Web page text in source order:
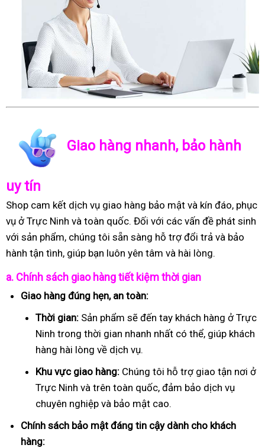
Giao hàng nhanh, bảo hành
uy tín
Shop cam kết dịch vụ giao hàng bảo mật và kín đáo, phục
vụ ở Trực Ninh và toàn quốc. Đối với các vấn đề phát sinh
với sản phẩm, chúng tôi sẵn sàng hỗ trợ đổi trả và bảo
hành tận tình, giúp bạn luôn yên tâm và hài lòng.
a. Chính sách giao hàng tiết kiệm thời gian
Giao hàng đúng hẹn, an toàn:
Thời gian: Sản phẩm sẽ đến tay khách hàng ở Trực
Ninh trong thời gian nhanh nhất có thể, giúp khách
hàng hài lòng về dịch vụ.
Khu vực giao hàng: Chúng tôi hỗ trợ giao tận nơi ở
Trực Ninh và trên toàn quốc, đảm bảo dịch vụ
chuyên nghiệp và bảo mật cao.
Chính sách bảo mật đáng tin cậy dành cho khách
hàng: